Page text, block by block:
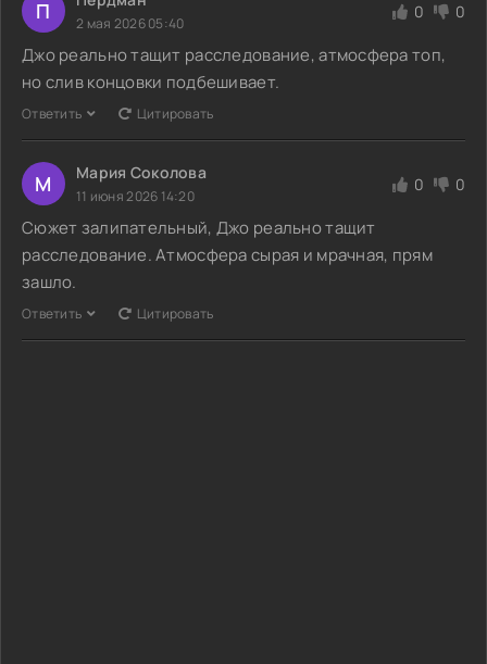
П 2 мая 2026 05:40
0 0
Джо реально тащит расследование, атмосфера топ,
но слив концовки подбешивает.
Ответить Цитировать
М Мария Соколова
11 июня 2026 14:20
0 0
Сюжет залипательный, Джо реально тащит
расследование. Атмосфера сырая и мрачная, прям
зашло.
Ответить Цитировать